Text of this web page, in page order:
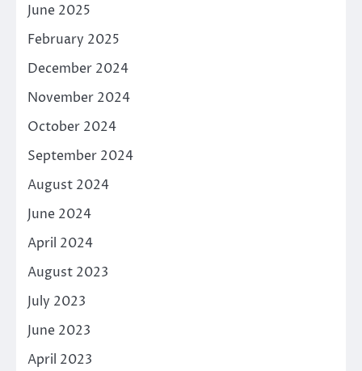
June 2025
February 2025
December 2024
November 2024
October 2024
September 2024
August 2024
June 2024
April 2024
August 2023
July 2023
June 2023
April 2023